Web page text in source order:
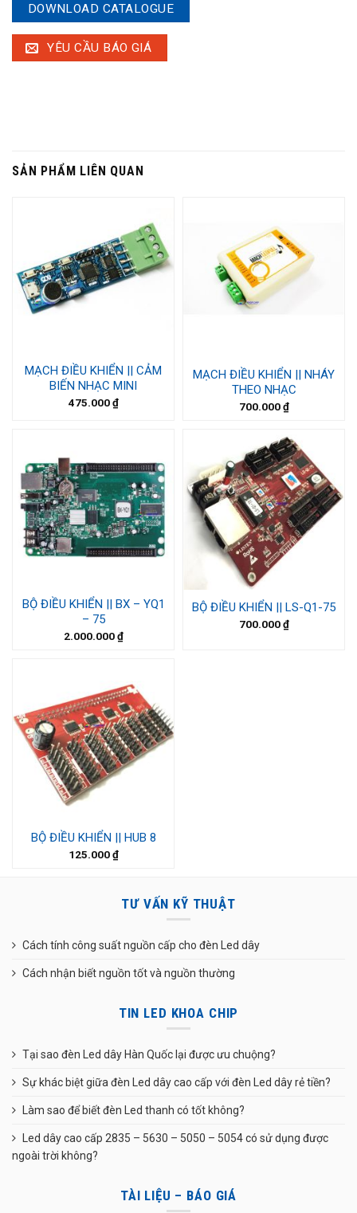
DOWNLOAD CATALOGUE
YÊU CẦU BÁO GIÁ
SẢN PHẨM LIÊN QUAN
MẠCH ĐIỀU KHIỂN || CẢM
BIẾN NHẠC MINI
475.000₫
MẠCH ĐIỀU KHIỂN || NHÁY
THEO NHẠC
700.000₫
BỘ ĐIỀU KHIỂN || BX – YQ1
– 75
2.000.000₫
BỘ ĐIỀU KHIỂN || LS-Q1-75
700.000₫
BỘ ĐIỀU KHIỂN || HUB 8
125.000₫
TƯ VẤN KỸ THUẬT
Cách tính công suất nguồn cấp cho đèn Led dây
Cách nhận biết nguồn tốt và nguồn thường
TIN LED KHOA CHIP
Tại sao đèn Led dây Hàn Quốc lại được ưu chuộng?
Sự khác biệt giữa đèn Led dây cao cấp với đèn Led dây rẻ tiền?
Làm sao để biết đèn Led thanh có tốt không?
Led dây cao cấp 2835 – 5630 – 5050 – 5054 có sử dụng được
ngoài trời không?
TÀI LIỆU – BÁO GIÁ